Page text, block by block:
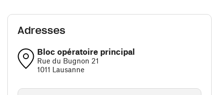
Adresses
Bloc opératoire principal
Rue du Bugnon 21
1011 Lausanne